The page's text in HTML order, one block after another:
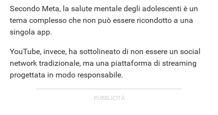
Secondo Meta, la salute mentale degli adolescenti è un
tema complesso che non può essere ricondotto a una
singola app.
YouTube, invece, ha sottolineato di non essere un social
network tradizionale, ma una piattaforma di streaming
progettata in modo responsabile.